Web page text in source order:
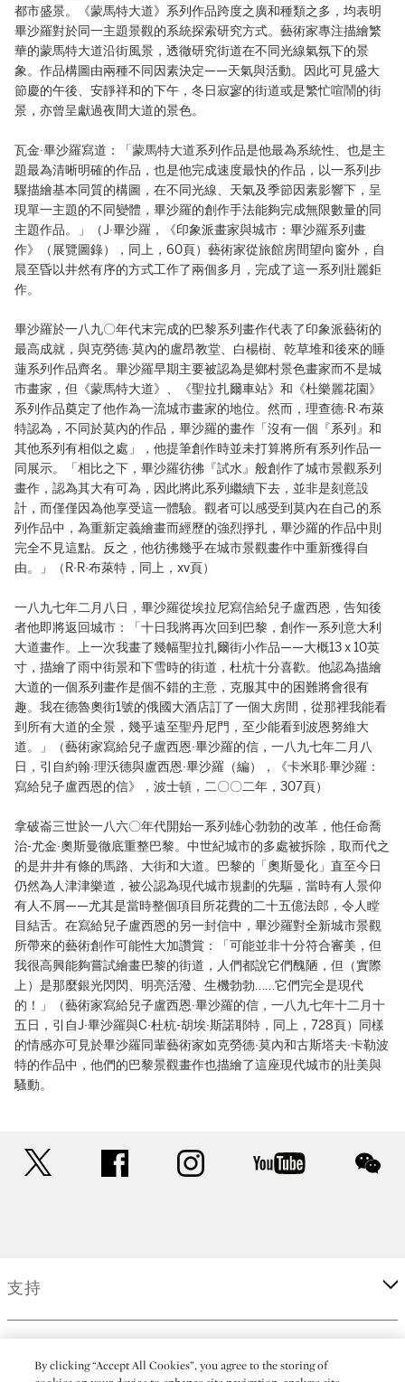
都市盛景。《蒙馬特大道》系列作品跨度之廣和種類之多，均表明
畢沙羅對於同一主題景觀的系統探索研究方式。藝術家專注描繪繁
華的蒙馬特大道沿街風景，透徹研究街道在不同光線氣氛下的景
象。作品構圖由兩種不同因素決定——天氣與活動。因此可見盛大
節慶的午後、安靜祥和的下午，冬日寂寥的街道或是繁忙喧鬧的街
景，亦曾呈獻過夜間大道的景色。
瓦金·畢沙羅寫道：「蒙馬特大道系列作品是他最為系統性、也是主
題最為清晰明確的作品，也是他完成速度最快的作品，以一系列步
驟描繪基本同質的構圖，在不同光線、天氣及季節因素影響下，呈
現單一主題的不同變體，畢沙羅的創作手法能夠完成無限數量的同
主題作品。」（J·畢沙羅，《印象派畫家與城市：畢沙羅系列畫
作》（展覽圖錄），同上，60頁）藝術家從旅館房間望向窗外，自
晨至昏以井然有序的方式工作了兩個多月，完成了這一系列壯麗鉅
作。
畢沙羅於一八九〇年代末完成的巴黎系列畫作代表了印象派藝術的
最高成就，與克勞德·莫內的盧昂教堂、白楊樹、乾草堆和後來的睡
蓮系列作品齊名。畢沙羅早期主要被認為是鄉村景色畫家而不是城
市畫家，但《蒙馬特大道》、《聖拉扎爾車站》和《杜樂麗花園》
系列作品奠定了他作為一流城市畫家的地位。然而，理查德·R·布萊
特認為，不同於莫內的作品，畢沙羅的畫作「沒有一個『系列』和
其他系列有相似之處」，他提筆創作時並未打算將所有系列作品一
同展示。「相比之下，畢沙羅彷彿『試水』般創作了城市景觀系列
畫作，認為其大有可為，因此將此系列繼續下去，並非是刻意設
計，而僅僅因為他享受這一體驗。觀者可以感受到莫內在自己的系
列作品中，為重新定義繪畫而經歷的強烈掙扎，畢沙羅的作品中則
完全不見這點。反之，他彷彿幾乎在城市景觀畫作中重新獲得自
由。」（R·R·布萊特，同上，xv頁）
一八九七年二月八日，畢沙羅從埃拉尼寫信給兒子盧西恩，告知後
者他即將返回城市：「十日我將再次回到巴黎，創作一系列意大利
大道畫作。上一次我畫了幾幅聖拉扎爾街小作品——大概13 x 10英
寸，描繪了雨中街景和下雪時的街道，杜杭十分喜歡。他認為描繪
大道的一個系列畫作是個不錯的主意，克服其中的困難將會很有
趣。我在德魯奧街1號的俄國大酒店訂了一個大房間，從那裡我能看
到所有大道的全景，幾乎遠至聖丹尼門，至少能看到波恩努維大
道。」（藝術家寫給兒子盧西恩·畢沙羅的信，一八九七年二月八
日，引自約翰·理沃德與盧西恩·畢沙羅（編），《卡米耶·畢沙羅：
寫給兒子盧西恩的信》，波士頓，二〇〇二年，307頁）
拿破崙三世於一八六〇年代開始一系列雄心勃勃的改革，他任命喬
治-尤金·奧斯曼徹底重整巴黎。中世紀城市的多處被拆除，取而代之
的是井井有條的馬路、大街和大道。巴黎的「奧斯曼化」直至今日
仍然為人津津樂道，被公認為現代城市規劃的先驅，當時有人景仰
有人不屑——尤其是當時整個項目所花費的二十五億法郎，令人瞠
目結舌。在寫給兒子盧西恩的另一封信中，畢沙羅對全新城市景觀
所帶來的藝術創作可能性大加讚賞：「可能並非十分符合審美，但
我很高興能夠嘗試繪畫巴黎的街道，人們都說它們醜陋，但（實際
上）是那麼銀光閃閃、明亮活潑、生機勃勃……它們完全是現代
的！」（藝術家寫給兒子盧西恩·畢沙羅的信，一八九七年十二月十
五日，引自J·畢沙羅與C·杜杭-胡埃·斯諾耶特，同上，728頁）同樣
的情感亦可見於畢沙羅同輩藝術家如克勞德·莫內和古斯塔夫·卡勒波
特的作品中，他們的巴黎景觀畫作也描繪了這座現代城市的壯美與
騷動。
facebook instagram youtube
支持
By clicking “Accept All Cookies”, you agree to the storing of